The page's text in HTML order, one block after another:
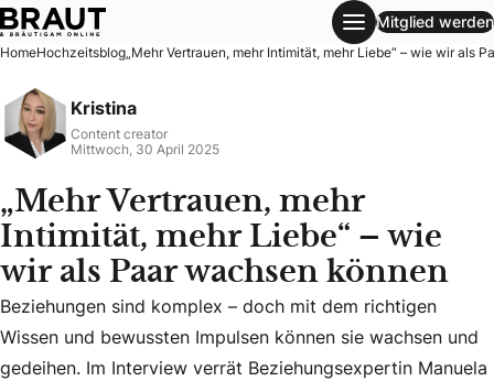
„Mehr Vertrauen, mehr Intimität, mehr Liebe“ – wie wir als
Mitglied werden
HomeHochzeitsblog„Mehr Vertrauen, mehr Intimität, mehr Liebe“ – wie wir als
Kristina
Content creator
Mittwoch, 30 April 2025
„Mehr Vertrauen, mehr
Intimität, mehr Liebe“ – wie
wir als Paar wachsen können
Beziehungen sind komplex – doch mit dem richtigen
Beziehungen sind komplex – doch mit dem richtigen
Wissen und bewussten Impulsen können sie wachsen und
gedeihen. Im Interview verrät Beziehungsexpertin Manuela